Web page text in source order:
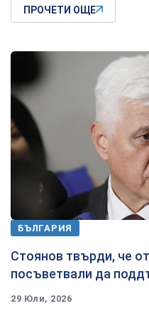
ПРОЧЕТИ ОЩЕ
БЪЛГАРИЯ
Стоянов твърди, че
посъветвали да
29 Юли, 2026